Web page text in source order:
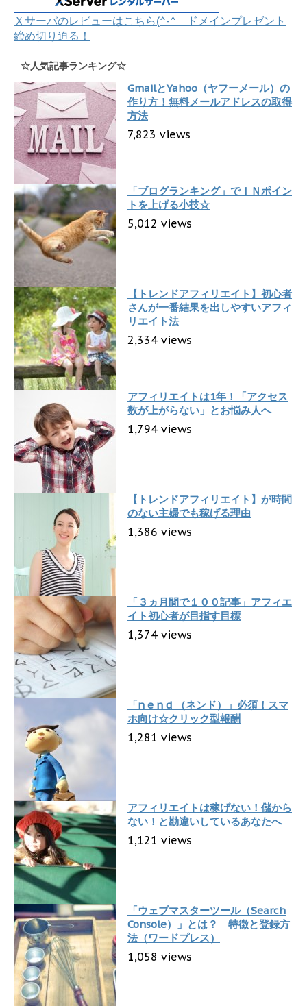
Ｘサーバのレビューはこちら(^-^ ドメインプレゼント
締め切り迫る！
☆人気記事ランキング☆
GmailとYahoo（ヤフーメール）の
作り方！無料メールアドレスの取得
方法
7,823 views
「ブログランキング」でＩＮポイン
トを上げる小技☆
5,012 views
【トレンドアフィリエイト】初心者
さんが一番結果を出しやすいアフィ
リエイト法
2,334 views
アフィリエイトは1年！「アクセス
数が上がらない」とお悩み人へ
1,794 views
【トレンドアフィリエイト】が時間
のない主婦でも稼げる理由
1,386 views
「３ヵ月間で１００記事」アフィエ
イト初心者が目指す目標
1,374 views
「n e n d （ネンド）」必須！スマ
ホ向け☆クリック型報酬
1,281 views
アフィリエイトは稼げない！儲から
ない！と勘違いしているあなたへ
1,121 views
「ウェブマスターツール（Search
Console）」とは？ 特徴と登録方
法（ワードプレス）
1,058 views